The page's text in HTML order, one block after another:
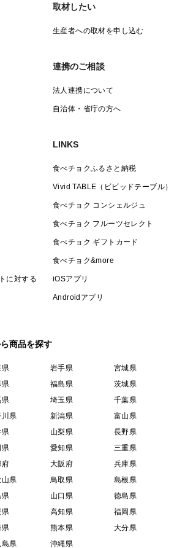
取材したい
生産者への取材を申し込む
連携のご相談
法人連携について
自治体・省庁の方へ
に対する
LINKS
食べチョクふるさと納税
Vivid TABLE（ビビッドテーブル）
食べチョク コンシェルジュ
食べチョク フルーツセレクト
食べチョク ギフトカード
食べチョク&more
iOSアプリ
Androidアプリ
商品を探す
岩手県
宮城県
県 福島県
茨城県
埼玉県
千葉県
県 新潟県
富山県
山梨県
長野県
愛知県
三重県
府 大阪府
兵庫県
県 鳥取県
島根県
県 山口県
徳島県
高知県
福岡県
熊本県
大分県
島県 沖縄県